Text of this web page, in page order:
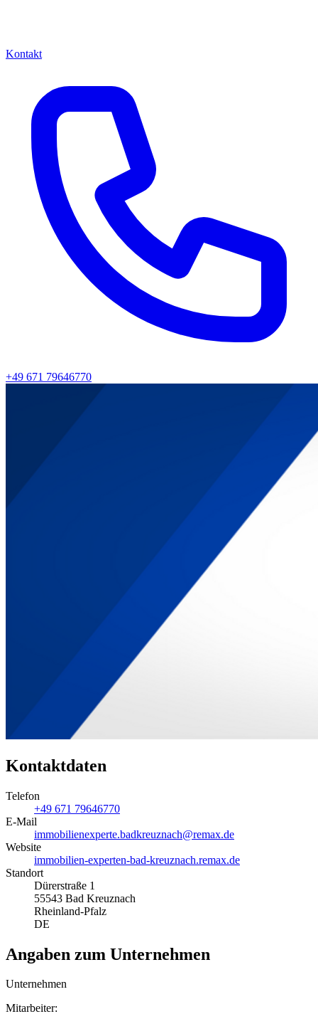
Kontakt
+49 671 79646770
Kontaktdaten
Telefon
+49 671 79646770
E-Mail
immobilienexperte.badkreuznach@remax.de
Website
immobilien-experten-bad-kreuznach.remax.de
Standort
Dürerstraße 1
55543 Bad Kreuznach
Rheinland-Pfalz
DE
Angaben zum Unternehmen
Unternehmen
Mitarbeiter: